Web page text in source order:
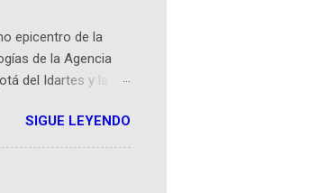
epicentro de la
de la Agencia
del Idartes y la
que opera en
satélites y
#5-93), in...
SIGUE LEYENDO